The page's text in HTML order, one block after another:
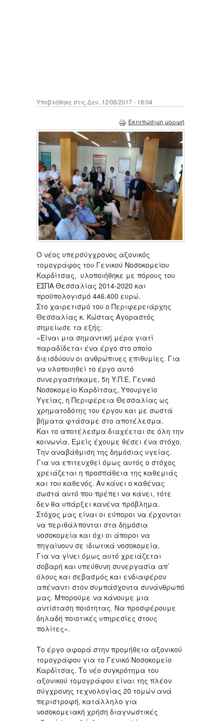
Υποβλήθηκε στις Δευ, 12/06/2017 - 18:04.
Εκτυπώσιμη μορφή
Ο νέος υπερσύγχρονος αξονικός
τομογράφος του Γενικού Νοσοκομείου
Καρδίτσας, υλοποιήθηκε με πόρους του
ΕΣΠΑ Θεσσαλίας 2014-2020 και
προϋπολογισμό 446.400 ευρώ.
Στο χαιρετισμό του ο Περιφερειάρχης
Θεσσαλίας κ. Κώστας Αγοραστός
σημείωσε τα εξής:
«Είναι μια σημαντική μέρα γιατί
παραδίδεται ένα έργο στο οποίο
διεισδύουν οι ανθρώπινες επιθυμίες. Για
να υλοποιηθεί το έργο αυτό
συνεργαστήκαμε, 5η Υ.Π.Ε, Γενικό
Νοσοκομείο Καρδίτσας, Υπουργείο
Υγείας, η Περιφέρεια Θεσσαλίας ως
χρηματοδότης του έργου και με σωστά
βήματα φτάσαμε στο αποτέλεσμα.
Και το αποτέλεσμα διαχέεται σε όλη την
κοινωνία. Εμείς έχουμε θέσει ένα στόχο.
Την αναβάθμιση της δημόσιας υγείας.
Για να επιτευχθεί όμως αυτός ο στόχος
χρειάζεται η προσπάθεια της καθεμιάς
και του καθενός. Αν κάνει ο καθένας
σωστά αυτό που πρέπει να κάνει, τότε
δεν θα υπάρξει κανένα πρόβλημα.
Στόχος μας είναι οι εύποροι να έρχονται
να περιθάλπονται στα δημόσια
νοσοκομεία και όχι οι άποροι να
πηγαίνουν σε ιδιωτικά νοσοκομεία.
Για να γίνει όμως αυτό χρειάζεται
σοβαρή και υπεύθυνη συνεργασία απ’
όλους και σεβασμός και ενδιαφέρον
απέναντι στον συμπάσχοντα συνάνθρωπό
μας. Μπορούμε να κάνουμε μια
αντίσταση ποιότητας. Να προσφέρουμε
δηλαδή ποιοτικές υπηρεσίες στους
πολίτες».
Το έργο αφορά στην προμήθεια αξονικού
τομογράφου για το Γενικό Νοσοκομείο
Καρδίτσας. Το νέο συγκρότημα του
αξονικού τομογράφου είναι της πλέον
σύγχρονης τεχνολογίας 20 τομών ανά
περιστροφή, κατάλληλο για
νοσοκομειακή χρήση διαγνωστικές